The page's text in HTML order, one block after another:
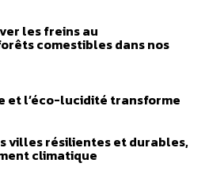
les freins au
comestibles dans nos
et l’éco-lucidité transforme
villes résilientes et durables,
climatique